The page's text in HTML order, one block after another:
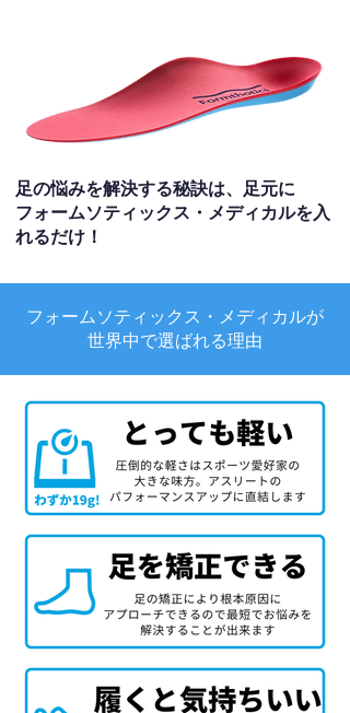
足の悩みを解決する秘訣は、足元に
フォームソティックス・メディカルを入
れるだけ！
フォームソティックス・メディカルが
世界中で選ばれる理由